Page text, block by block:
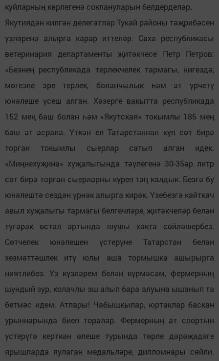
куйларның көрлегенә соклануларын белдерделәр.
Якутиядән килгән делегатлар Тукай районы тәҗрибәсен
үзләренә алырга карар иттеләр. Саха республикасы
ветеринария департаменты җитәкчесе Петр Петров:
«Безнең республикада терлекчелек тармагы, нигездә,
мөгезле эре терлек, боланчылык һәм ат үрчетү
юнәлеше үсеш алган. Хәзерге вакытта республикада
152 мең баш болан һәм «Якутская» токымлы 185 мең
баш ат асрала. Үткән ел Татарстаннан күп сөт бирә
торган токымлы сыерлар сатып алган идек.
«Миңнехуҗина» хуҗалыгында тәүлегенә 30-35әр литр
сөт бирә торган сыерларны күреп таң калдык. Безгә бу
юнәлештә сездән үрнәк алырга кирәк. Үзебезгә кайткач
авыл хуҗалыгы тармагы белгечләре, җитәкчеләр белән
түгәрәк өстәл артында шушы хакта сөйләшербез.
Сөтчелек юнәлешен үстерүне Татарстан белән
хезмәттәшлек итү юлы аша тормышка ашырырга
ниятлибез. Үз күзләрем белән күрмәсәм, фермерның
шундый зур, колачлы эш алып бара алуына ышанып та
бетмәс идем. Атлары! Чабышкылар, юртаклар баскан
урыннарында биеп торалар. Фермерның ат спортын
үстерүгә керткән өлеше турында төрле дәрәҗәдәге
ярышларда яулаган медальләре, дипломнары сөйли.